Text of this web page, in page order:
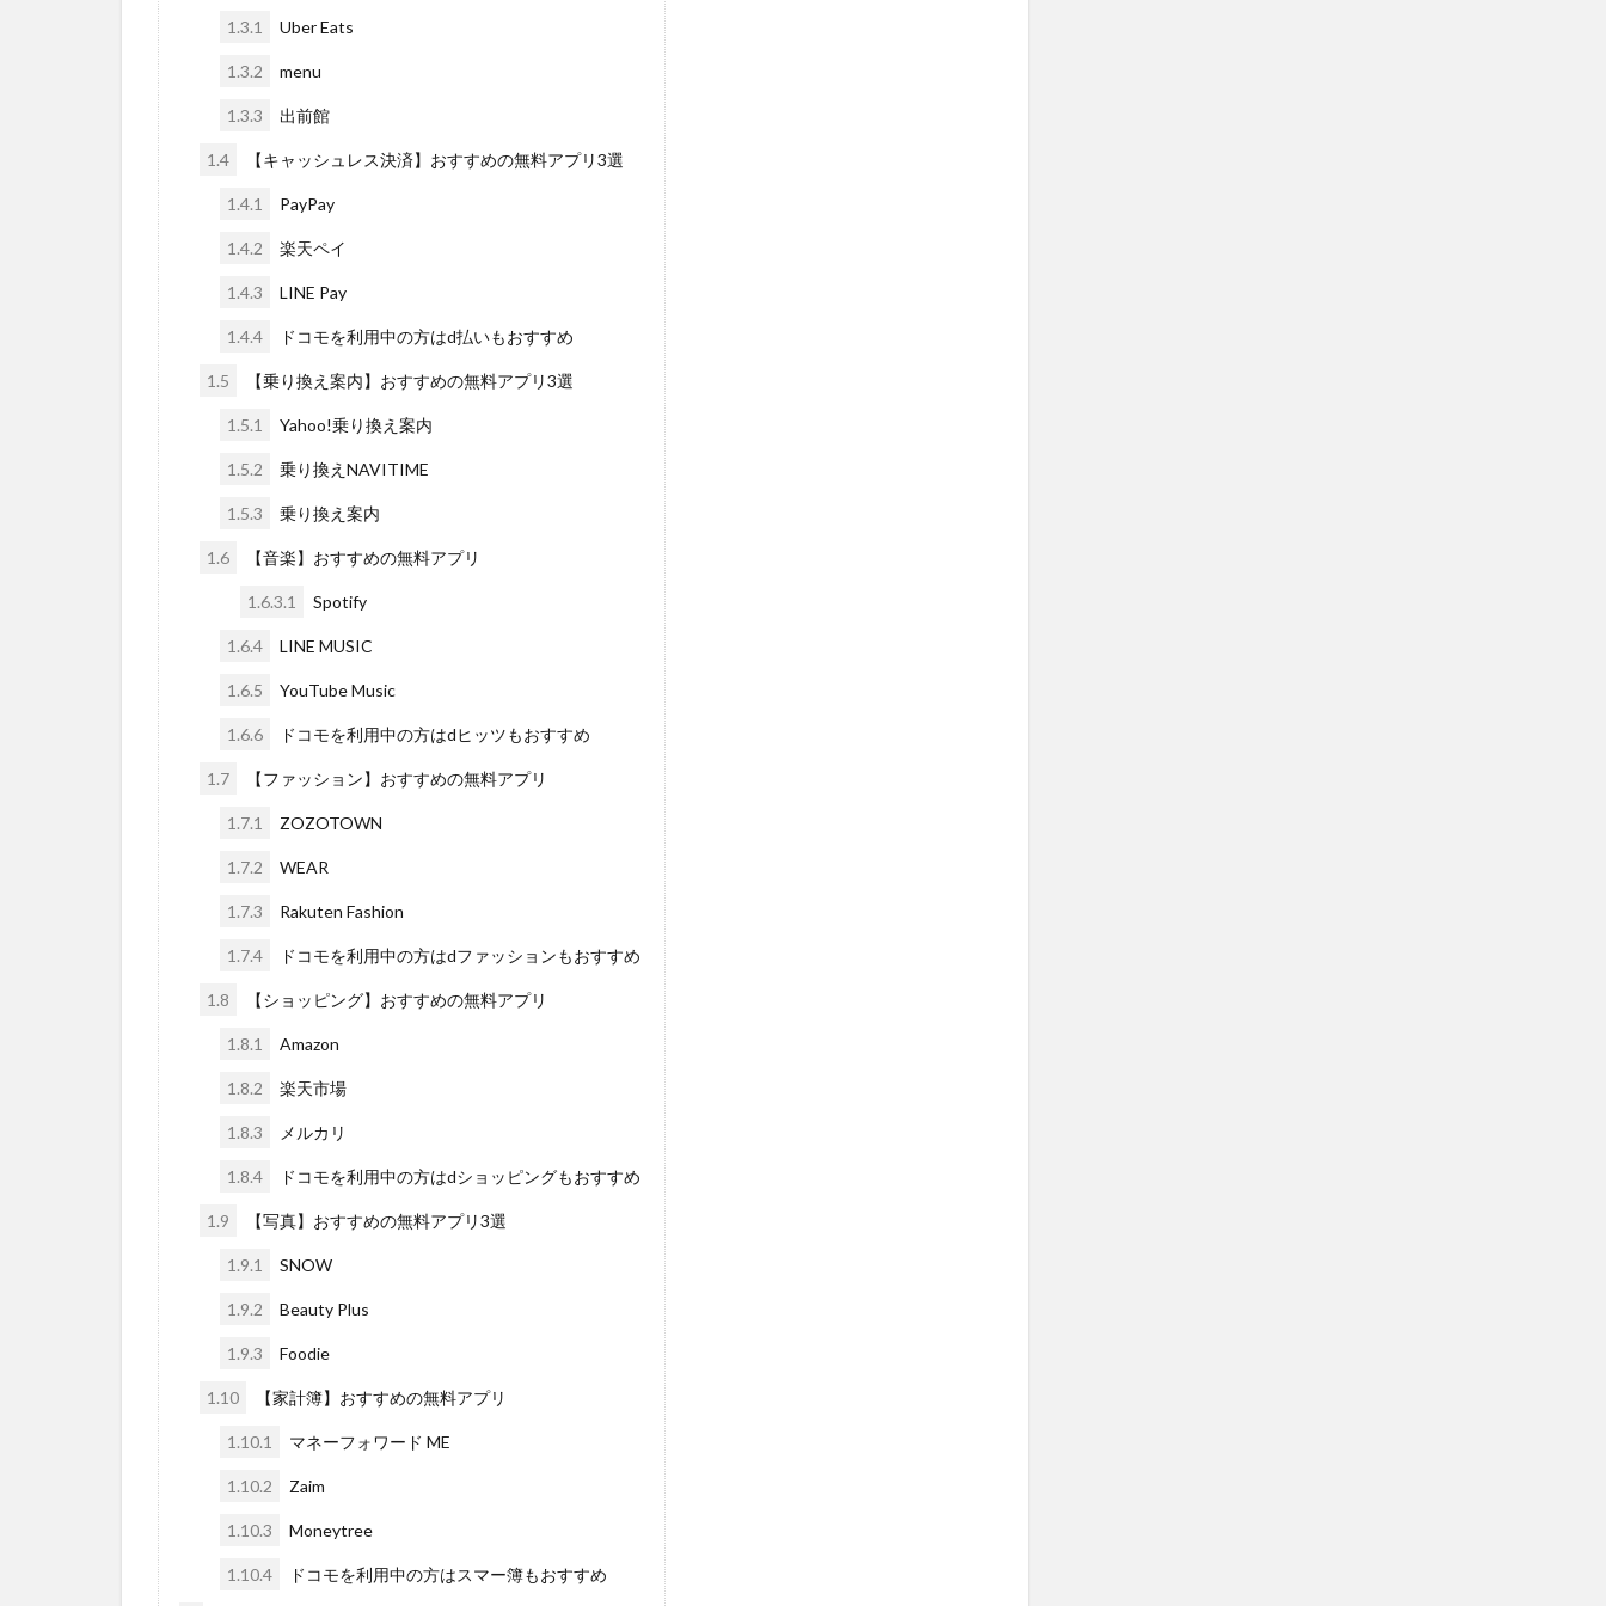
1.3.1 Uber Eats
1.3.2 menu
1.3.3 出前館
1.4 【キャッシュレス決済】おすすめの無料アプリ3選
1.4.1 PayPay
1.4.2 楽天ペイ
1.4.3 LINE Pay
1.4.4 ドコモを利用中の方はd払いもおすすめ
1.5 【乗り換え案内】おすすめの無料アプリ3選
1.5.1 Yahoo!乗り換え案内
1.5.2 乗り換えNAVITIME
1.5.3 乗り換え案内
1.6 【音楽】おすすめの無料アプリ
1.6.3.1 Spotify
1.6.4 LINE MUSIC
1.6.5 YouTube Music
1.6.6 ドコモを利用中の方はdヒッツもおすすめ
1.7 【ファッション】おすすめの無料アプリ
1.7.1 ZOZOTOWN
1.7.2 WEAR
1.7.3 Rakuten Fashion
1.7.4 ドコモを利用中の方はdファッションもおすすめ
1.8 【ショッピング】おすすめの無料アプリ
1.8.1 Amazon
1.8.2 楽天市場
1.8.3 メルカリ
1.8.4 ドコモを利用中の方はdショッピングもおすすめ
1.9 【写真】おすすめの無料アプリ3選
1.9.1 SNOW
1.9.2 Beauty Plus
1.9.3 Foodie
1.10 【家計簿】おすすめの無料アプリ
1.10.1 マネーフォワード ME
1.10.2 Zaim
1.10.3 Moneytree
1.10.4 ドコモを利用中の方はスマー簿もおすすめ